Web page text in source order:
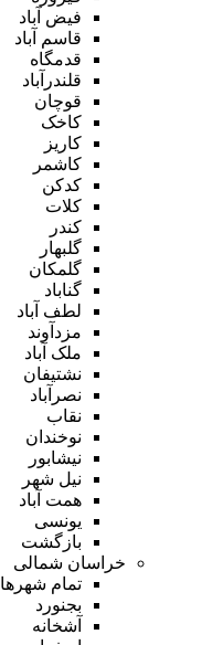
فیض آباد
قاسم آباد
قدمگاه
قلندرآباد
قوچان
کاخک
کاریز
کاشمر
کدکن
کلات
کندر
گلبهار
گلمکان
گناباد
لطف آباد
مزدآوند
ملک آباد
نشتیفان
نصرآباد
نقاب
نوخندان
نیشابور
نیل شهر
همت آباد
یونسی
بازگشت
خراسان شمالی
تمام شهر‌ها
بجنورد
آشخانه